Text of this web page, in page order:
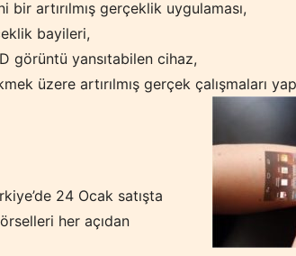
bir artırılmış gerçeklik uygulaması,
bayileri,
görüntü yansıtabilen cihaz,
üzere artırılmış gerçek çalışmaları
24 Ocak satışta
her açıdan